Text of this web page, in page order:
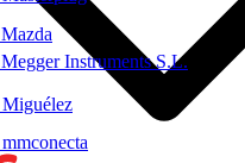
Mazda
Megger Instruments S.L.
Miguélez
mmconecta